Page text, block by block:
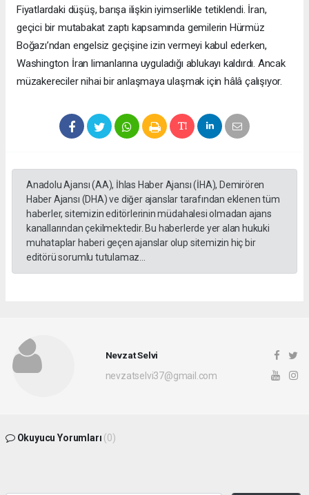
Fiyatlardaki düşüş, barışa ilişkin iyimserlikle tetiklendi. İran,
geçici bir mutabakat zaptı kapsamında gemilerin Hürmüz
Boğazı’ndan engelsiz geçişine izin vermeyi kabul ederken,
Washington İran limanlarına uyguladığı ablukayı kaldırdı. Ancak
müzakereciler nihai bir anlaşmaya ulaşmak için hâlâ çalışıyor.
Anadolu Ajansı (AA), İhlas Haber Ajansı (İHA), Demirören
Haber Ajansı (DHA) ve diğer ajanslar tarafından eklenen tüm
haberler, sitemizin editörlerinin müdahalesi olmadan ajans
kanallarından çekilmektedir. Bu haberlerde yer alan hukuki
muhataplar haberi geçen ajanslar olup sitemizin hiç bir
editörü sorumlu tutulamaz...
Nevzat Selvi
nevzatselvi37@gmail.com
Okuyucu Yorumları (0)